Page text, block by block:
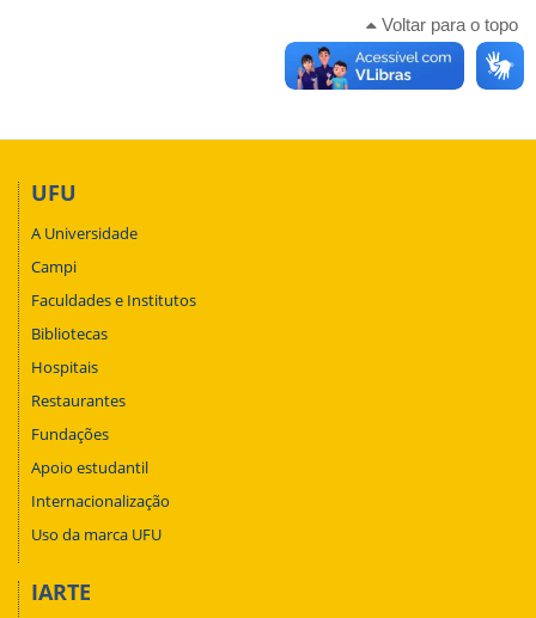
Voltar para o topo
UFU
A Universidade
Campi
Faculdades e Institutos
Bibliotecas
Hospitais
Restaurantes
Fundações
Apoio estudantil
Internacionalização
Uso da marca UFU
IARTE